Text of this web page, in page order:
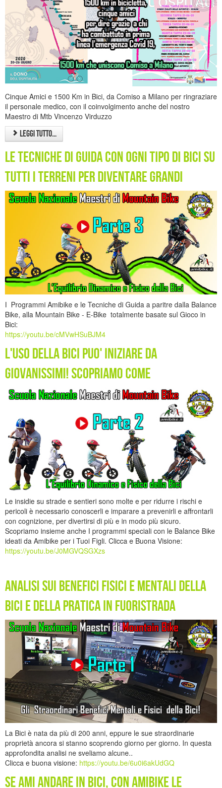
Cinque Amici e 1500 Km in Bici, da Comiso a Milano per ringraziare
il personale medico, con il coinvolgimento anche del nostro
Maestro di Mtb Vincenzo Virduzzo
Leggi tutto...
Le Tecniche di guida con ogni tipo di bici su
tutti i terreni per diventare grandi
I Programmi Amibike e le Tecniche di Guida a paritre dalla Balance
Bike, alla Mountain Bike - E-Bike totalmente basate sul Gioco in
Bici:
https://youtu.be/cMVwHSuBJM4
L'uso della bici puo' iniziare da
giovanissimi! Scopriamo come
Le insidie su strade e sentieri sono molte e per ridurre i rischi e
pericoli è necessario conoscerli e imparare a prevenirli e affrontarli
con cognizione, per divertirsi di più e in modo più sicuro.
Scopriamo insieme anche I programmi speciali con le Balance Bike
ideati da Amibike per i Tuoi Figli. Clicca e Buona Visione:
https://youtu.be/J0MGVQSGXzs
Analisi sui benefici fisici e mentali della
bici e della pratica in fuoristrada
La Bici è nata da più di 200 anni, eppure le sue straordinarie
proprietà ancora si stanno scoprendo giorno per giorno. In questa
approfondita analisi ne sveliamo alcune..
Clicca e buona visione: https://youtu.be/6u0i6akUdGQ
SE AMI ANDARE IN BICI, CON AMIBIKE LE